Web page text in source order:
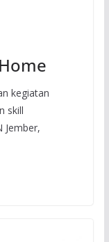
kegiatan
skill
Jember,